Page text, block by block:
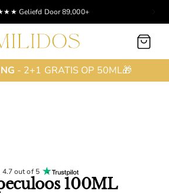
Geliefd Door 89,000+
Winkelwagen
- 2+1 GRATIS OP 50ML🎁
4.7 out of 5
100ML